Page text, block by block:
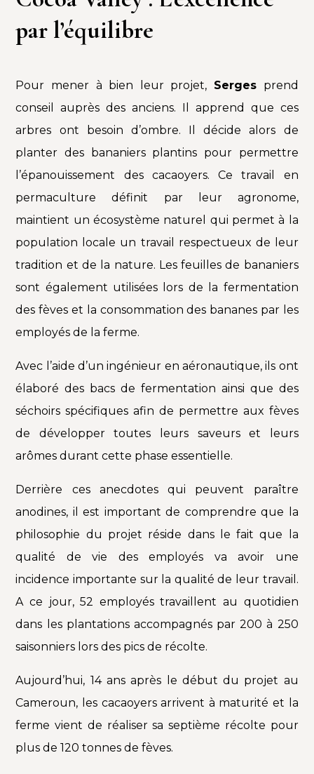
par l’équilibre
Pour mener à bien leur projet, Serges prend
conseil auprès des anciens. Il apprend que ces
arbres ont besoin d’ombre. Il décide alors de
planter des bananiers plantins pour permettre
l’épanouissement des cacaoyers. Ce travail en
permaculture définit par leur agronome,
maintient un écosystème naturel qui permet à la
population locale un travail respectueux de leur
tradition et de la nature. Les feuilles de bananiers
sont également utilisées lors de la fermentation
des fèves et la consommation des bananes par les
employés de la ferme.
Avec l’aide d’un ingénieur en aéronautique, ils ont
élaboré des bacs de fermentation ainsi que des
séchoirs spécifiques afin de permettre aux fèves
de développer toutes leurs saveurs et leurs
arômes durant cette phase essentielle.
Derrière ces anecdotes qui peuvent paraître
anodines, il est important de comprendre que la
philosophie du projet réside dans le fait que la
qualité de vie des employés va avoir une
incidence importante sur la qualité de leur travail.
A ce jour, 52 employés travaillent au quotidien
dans les plantations accompagnés par200 à 250
saisonniers lors des pics de récolte.
Aujourd’hui, 14 ans après le début du projet au
Cameroun, les cacaoyers arrivent à maturité et la
ferme vient de réaliser sa septième récolte pour
plus de 120 tonnes de fèves.